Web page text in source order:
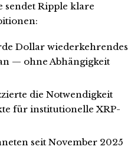
sendet Ripple klare
Dollar wiederkehrendes
— ohne Abhängigkeit
die Notwendigkeit
für institutionelle XRP-
seit November 2025